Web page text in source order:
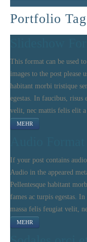
Portfolio
This format can be used
images to the post please
habitant morbi tristique
egestas. In faucibus, risus
velit, nec mattis felis elit
MEHR
If your post contains
Audio in the appeared
Pellentesque habitant
fames ac turpis egestas.
massa felis feugiat velit,
MEHR